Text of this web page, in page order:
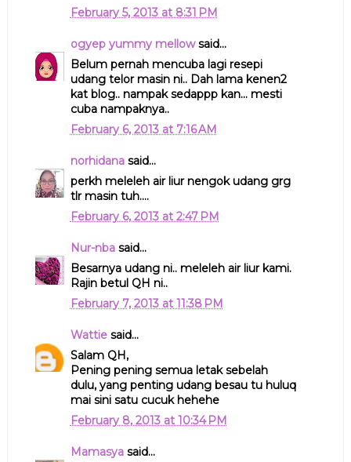
February 5, 2013 at 8:31 PM
ogyep yummy mellowsaid...
Belum pernah mencuba lagi resepi
udang telor masin ni.. Dah lama kenen2
kat blog.. nampak sedappp kan... mesti
cuba nampaknya..
February 6, 2013 at 7:16 AM
norhidanasaid...
perkh meleleh air liur nengok udang grg
tlr masin tuh....
February 6, 2013 at 2:47 PM
Nur-nbasaid...
Besarnya udang ni.. meleleh air liur kami.
Rajin betul QH ni..
February 7, 2013 at 11:38 PM
Wattiesaid...
Salam QH,
Pening pening semua letak sebelah
dulu, yang penting udang besau tu huluq
mai sini satu cucuk hehehe
February 8, 2013 at 10:34 PM
Mamasyasaid...